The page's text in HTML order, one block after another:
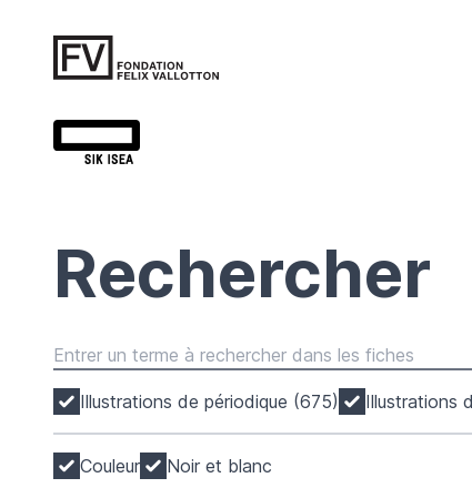
Rechercher
Illustrations de périodique (675) Illustrations
Couleur Noir et blanc